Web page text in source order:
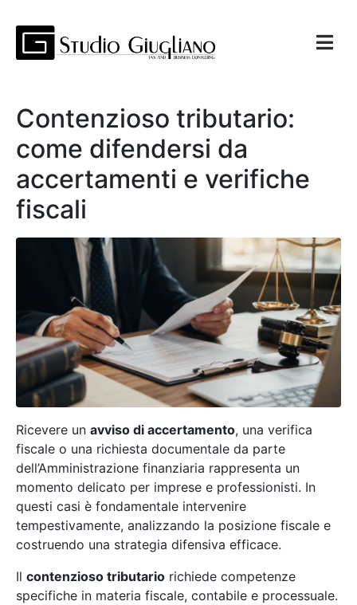
Contenzioso tributario:
come difendersi da
accertamenti e verifiche
fiscali
Ricevere un avviso di accertamento, una verifica
fiscale o una richiesta documentale da parte
dell’Amministrazione finanziaria rappresenta un
momento delicato per imprese e professionisti. In
questi casi è fondamentale intervenire
tempestivamente, analizzando la posizione fiscale e
costruendo una strategia difensiva efficace.
Il contenzioso tributario richiede competenze
specifiche in materia fiscale, contabile e processuale.